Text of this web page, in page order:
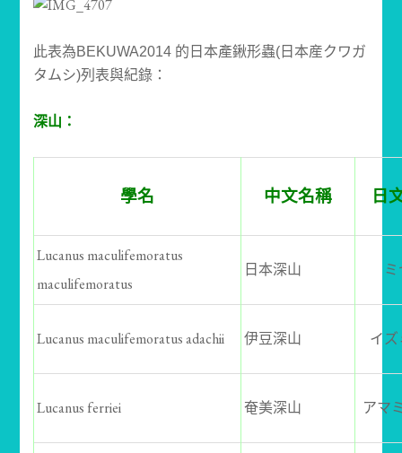
此表為BEKUWA2014 的日本產鍬形蟲(日本産クワガ
タムシ)列表與紀錄：
深山：
學名 中文名稱 日
Lucanus maculifemoratus
maculifemoratus
日本深山
Lucanus maculifemoratus adachii 伊豆深山 イ
Lucanus ferriei 奄美深山 アマ